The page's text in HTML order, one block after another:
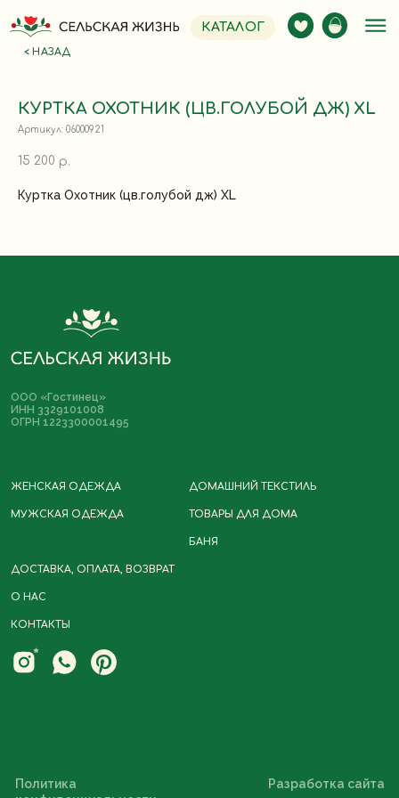
КАТАЛОГ
< НАЗАД
КУРТКА ОХОТНИК (ЦВ.ГОЛУБОЙ ДЖ) XL
Артикул: 06000921
15 200 р.
Куртка Охотник (цв.голубой дж) XL
ООО «Гостинец»
ИНН 3329101008
ОГРН 1223300001495
ЖЕНСКАЯ ОДЕЖДА
МУЖСКАЯ ОДЕЖДА
ДОМАШНИЙ ТЕКСТИЛЬ
ТОВАРЫ ДЛЯ ДОМА
БАНЯ
ДОСТАВКА, ОПЛАТА, ВОЗВРАТ
О НАС
КОНТАКТЫ
конфиденциальности
Договор-оферта
запрещена в РФ